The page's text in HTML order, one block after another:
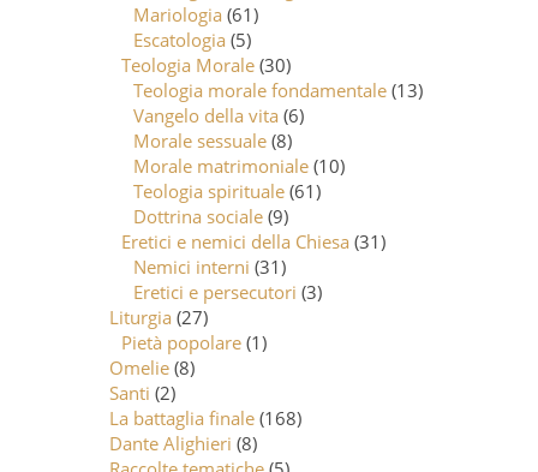
Mariologia (61)
Escatologia (5)
Teologia Morale (30)
Teologia morale fondamentale (13)
Vangelo della vita (6)
Morale sessuale (8)
Morale matrimoniale (10)
Teologia spirituale (61)
Dottrina sociale (9)
Eretici e nemici della Chiesa (31)
Nemici interni (31)
Eretici e persecutori (3)
Liturgia (27)
Pietà popolare (1)
Omelie (8)
Santi (2)
La battaglia finale (168)
Dante Alighieri (8)